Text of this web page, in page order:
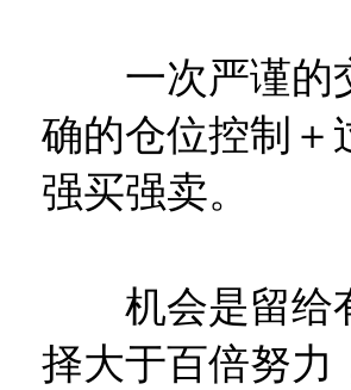
一次严谨的
确的仓位控制＋
强买强卖。
机会是留给有
择大于百倍努力